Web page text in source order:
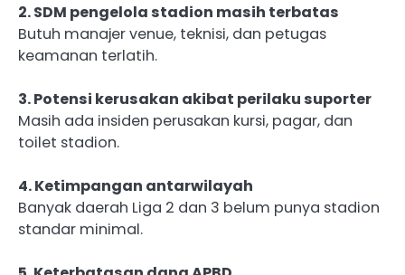
2. SDM pengelola stadion masih terbatas
Butuh manajer venue, teknisi, dan petugas
keamanan terlatih.
3. Potensi kerusakan akibat perilaku suporter
Masih ada insiden perusakan kursi, pagar, dan
toilet stadion.
4. Ketimpangan antarwilayah
Banyak daerah Liga 2 dan 3 belum punya stadion
standar minimal.